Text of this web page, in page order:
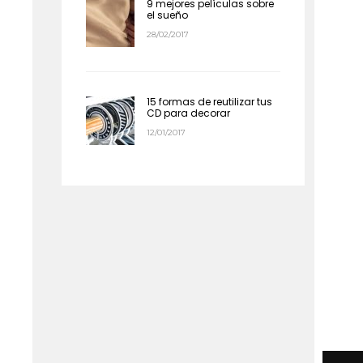
9 mejores películas sobre
el sueño
28/02/2017
15 formas de reutilizar tus
CD para decorar
12/01/2017